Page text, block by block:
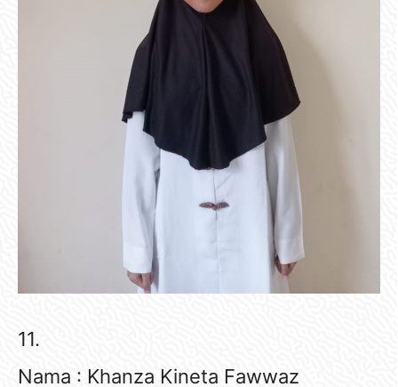
11.
Nama : Khanza Kineta Fawwaz